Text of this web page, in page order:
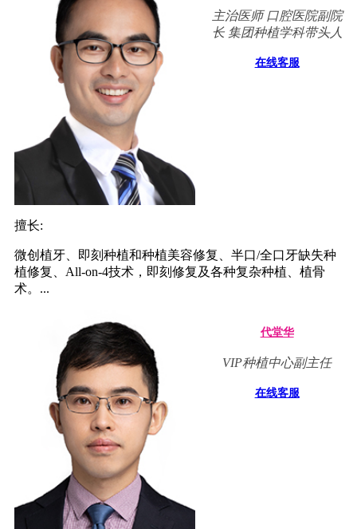
主治医师 口腔医院副院
长 集团种植学科带头人
在线客服
擅长:
微创植牙、即刻种植和种植美容修复、半口/全口牙缺失种
植修复、All-on-4技术，即刻修复及各种复杂种植、植骨
术。...
代堂华
VIP种植中心副主任
在线客服